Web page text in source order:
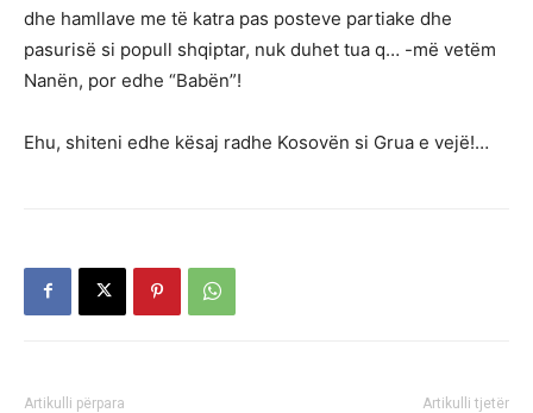
dhe hamllave me të katra pas posteve partiake dhe
pasurisë si popull shqiptar, nuk duhet tua q… -më vetëm
Nanën, por edhe “Babën”!
Ehu, shiteni edhe kësaj radhe Kosovën si Grua e vejë!…
Artikulli përpara Artikulli tjetër